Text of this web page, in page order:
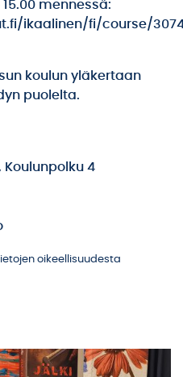
15.00 mennessä:
ikaalinen/fi/course/
koulun yläkertaan
puolelta.
Koulunpolku 4
oikeellisuudesta